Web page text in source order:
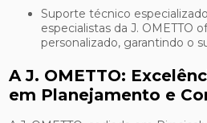
Suporte técnico especializado: A equipe de
especialistas da J. OMETTO
personalizado, garantindo o
A J. OMETTO:
em Planejamento e